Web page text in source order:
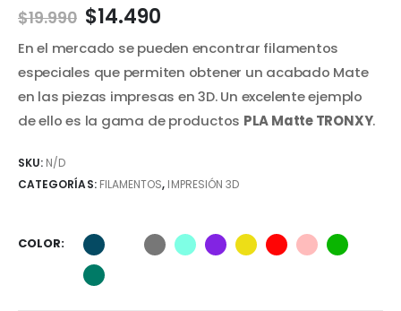
$19.990 El
original
era:
$19.990.
$14.490El
actual
es:
$14.490.
En el mercado se pueden encontrar filamentos
especiales que permiten obtener un acabado Mate
en las piezas impresas en 3D. Un excelente ejemplo
de ello es la gama de productos PLA Matte TRONXY.
SKU: N/D
CATEGORÍAS: FILAMENTOS, IMPRESIÓN 3D
COLOR